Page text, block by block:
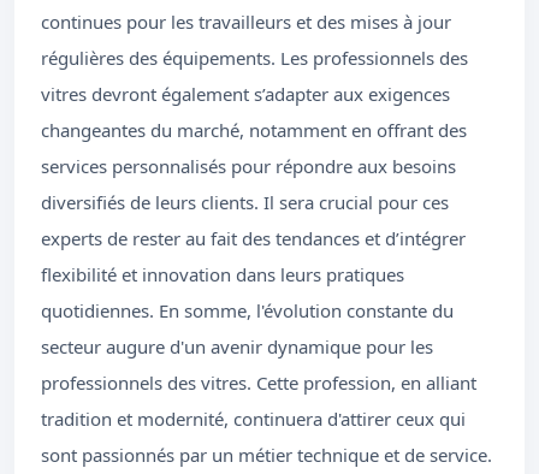
continues pour les travailleurs et des mises à jour
régulières des équipements. Les professionnels des
vitres devront également s’adapter aux exigences
changeantes du marché, notamment en offrant des
services personnalisés pour répondre aux besoins
diversifiés de leurs clients. Il sera crucial pour ces
experts de rester au fait des tendances et d’intégrer
flexibilité et innovation dans leurs pratiques
quotidiennes. En somme, l'évolution constante du
secteur augure d'un avenir dynamique pour les
professionnels des vitres. Cette profession, en alliant
tradition et modernité, continuera d'attirer ceux qui
sont passionnés par un métier technique et de service.